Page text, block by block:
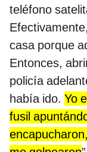
teléfono
casa porque
Entonces,
policía
había ido. Yo
fusil